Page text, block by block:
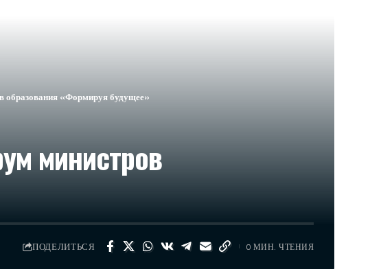
образования «Формируя будущее»
министров
ПОДЕЛИТЬСЯ 0 МИН. ЧТЕНИЯ